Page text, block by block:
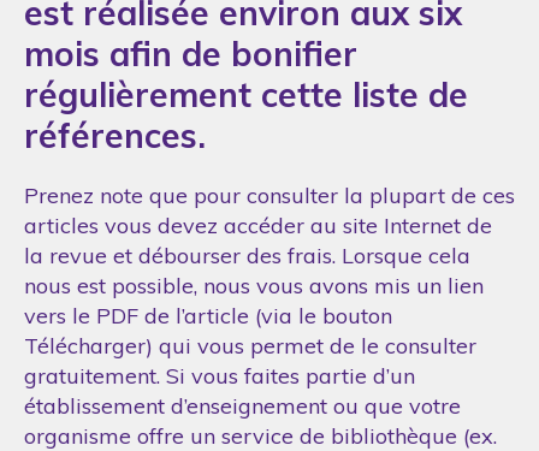
est réalisée environ aux six
mois afin de bonifier
régulièrement cette liste de
références.
Prenez note que pour consulter la plupart de ces
articles vous devez accéder au site Internet de
la revue et débourser des frais. Lorsque cela
nous est possible, nous vous avons mis un lien
vers le PDF de l’article (via le bouton
Télécharger) qui vous permet de le consulter
gratuitement. Si vous faites partie d’un
établissement d’enseignement ou que votre
organisme offre un service de bibliothèque (ex.